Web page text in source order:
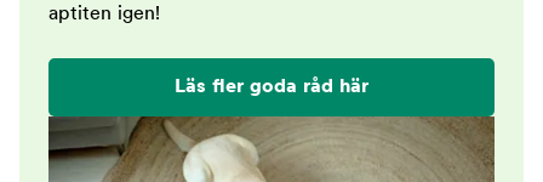
aptiten igen!
Läs fler goda råd här